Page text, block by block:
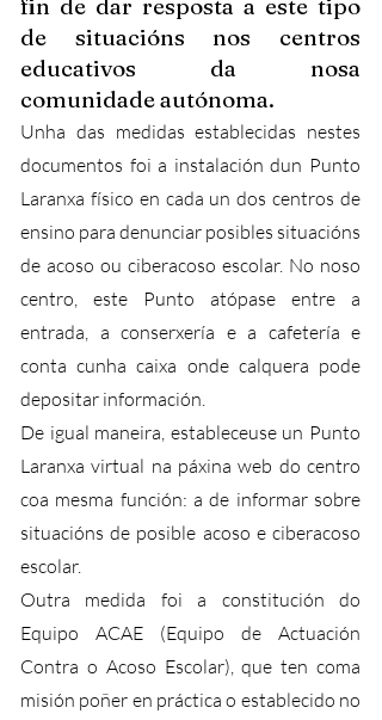
fin de dar resposta a este tipo
de situacións nos centros
educativos da nosa
comunidade autónoma.
Unha das medidas establecidas nestes
documentos foi a instalación dun Punto
Laranxa físico en cada un dos centros de
ensino para denunciar posibles situacións
de acoso ou ciberacoso escolar. No noso
centro, este Punto atópase entre a
entrada, a conserxería e a cafetería e
conta cunha caixa onde calquera pode
depositar información.
De igual maneira, estableceuse un Punto
Laranxa virtual na páxina web do centro
coa mesma función: a de informar sobre
situacións de posible acoso e ciberacoso
escolar.
Outra medida foi a constitución do
Equipo ACAE (Equipo de Actuación
Contra o Acoso Escolar), que ten coma
misión poñer en práctica o establecido no